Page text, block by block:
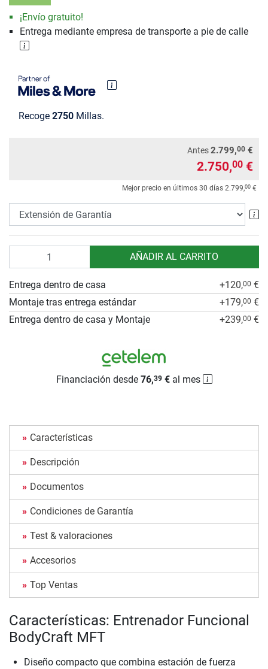
¡Envío gratuito!
Entrega mediante empresa de transporte a pie de calle
Recoge 2750 Millas.
Antes2.799,00 €
2.750,00 €
Mejor precio en últimos 30 días 2.799,00 €
AÑADIR AL CARRITO
Entrega dentro de casa +120,00 €
Montaje tras entrega estándar
+179,00 €
Entrega dentro de casa y Montaje
+239,00 €
Financiación desde 76,39€al mes
Características
Descripción
Documentos
Condiciones de Garantía
Test & valoraciones
Accesorios
Top Ventas
Características: Entrenador Funcional
BodyCraft MFT
Diseño compacto que combina estación de fuerza